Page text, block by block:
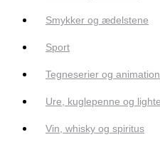
Smykker og ædelstene
Sport
Tegneserier og animation
Ure, kuglepenne og
Vin, whisky og spiritus